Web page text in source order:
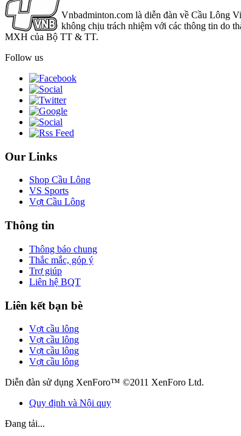
Vnbadminton.com là diễn đàn về Cầu Lông
không chịu trách nhiệm với các thông tin do
MXH của Bộ TT & TT.
Follow us
Our Links
Shop Cầu Lông
VS Sports
Vợt Cầu Lông
Thông tin
Thông báo chung
Thắc mắc, góp ý
Trợ giúp
Liên hệ BQT
Liên kết bạn bè
Vợt cầu lông
Vợt cầu lông
Vợt cầu lông
Vợt cầu lông
Diễn đàn sử dụng XenForo™ ©2011 XenForo Ltd.
Quy định và Nội quy
Đang tải...